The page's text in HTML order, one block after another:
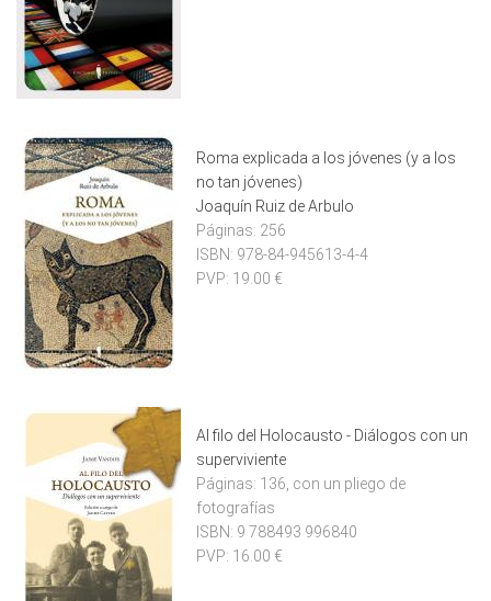
Roma explicada a los jóvenes (y a los
no tan jóvenes)
Joaquín Ruiz de Arbulo
Páginas: 256
ISBN: 978-84-945613-4-4
PVP: 19.00 €
Al filo del Holocausto - Diálogos con un
superviviente
Páginas: 136, con un pliego de
fotografías
ISBN: 9 788493 996840
PVP: 16.00 €